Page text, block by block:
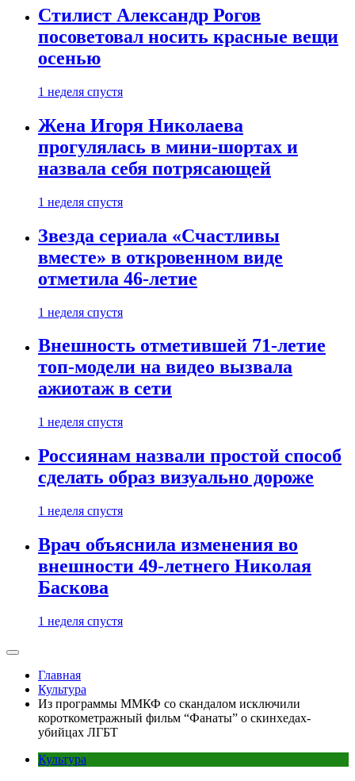
Стилист Александр Рогов
посоветовал носить красные вещи
осенью
1 неделя спустя
Жена Игоря Николаева
прогулялась в мини-шортах и
назвала себя потрясающей
1 неделя спустя
Звезда сериала «Счастливы
вместе» в откровенном виде
отметила 46-летие
1 неделя спустя
Внешность отметившей 71-летие
топ-модели на видео вызвала
ажиотаж в сети
1 неделя спустя
Россиянам назвали простой способ
сделать образ визуально дороже
1 неделя спустя
Врач объяснила изменения во
внешности 49-летнего Николая
Баскова
1 неделя спустя
Главная
Культура
Из программы ММКФ со скандалом исключили
короткометражный фильм “Фанаты” о скинхедах-
убийцах ЛГБТ
Культура